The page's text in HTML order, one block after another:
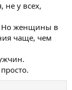
не у всех,
Но женщины в
чаще, чем